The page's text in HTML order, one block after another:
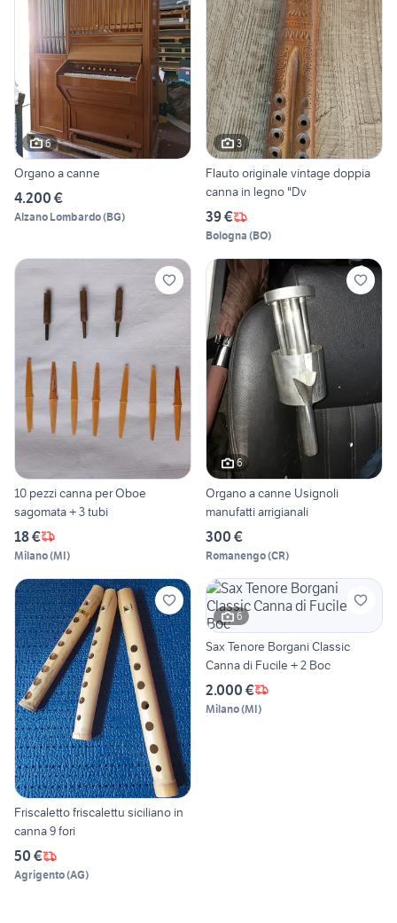
6
Organo a canne
4.200 €
Alzano Lombardo(BG)
3
Flauto originale vintage doppia
canna in legno "Dv
39 €
Bologna (BO)
10 pezzi canna per Oboe
sagomata + 3 tubi
18 €
Milano(MI)
6
Organo a canne Usignoli
manufatti arrigianali
300 €
Romanengo(CR)
Friscaletto friscalettu siciliano in
canna 9 fori
50 €
Agrigento(AG)
6
Sax Tenore Borgani Classic
Canna di Fucile + 2 Boc
2.000 €
Milano(MI)